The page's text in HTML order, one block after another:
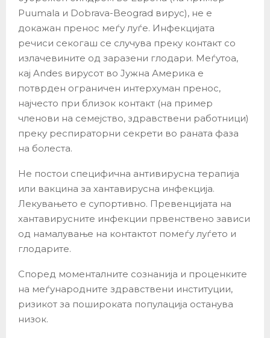
Puumala и Dobrava-Beograd вирус), не е
докажан пренос меѓу луѓе. Инфекцијата
речиси секогаш се случува преку контакт со
излачевините од заразени глодари. Меѓутоа,
кај Andes вирусот во Јужна Америка е
потврден ограничен интерхуман пренос,
најчесто при близок контакт (на пример
членови на семејство, здравствени работници)
преку респираторни секрети во раната фаза
на болеста.
Не постои специфична антивирусна терапија
или вакцина за хантавирусна инфекција.
Лекувањето е супортивно. Превенцијата на
хантавирусните инфекции првенствено зависи
од намалување на контактот помеѓу луѓето и
глодарите.
Според моменталните сознанија и проценките
на меѓународните здравствени институции,
ризикот за пошироката популација останува
низок.